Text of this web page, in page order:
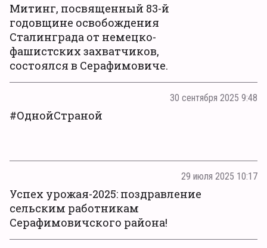
Митинг, посвященный 83-й
годовщине освобождения
Сталинграда от немецко-
фашистских захватчиков,
состоялся в Серафимовиче.
30 сентября 2025 9:48
#ОднойСтраной
29 июля 2025 10:17
Успех урожая-2025: поздравление
сельским работникам
Серафимовичского района!